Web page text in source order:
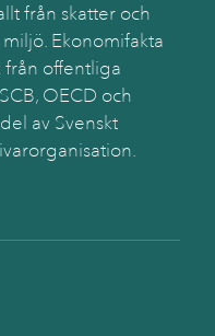
från skatter och
Ekonomifakta
från offentliga
OECD och
av Svenskt